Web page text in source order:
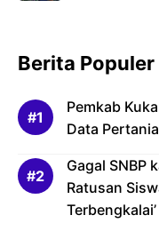
Berita Populer
Pemkab
Data
Gagal SNBP
Ratusan
Terbengkalai’